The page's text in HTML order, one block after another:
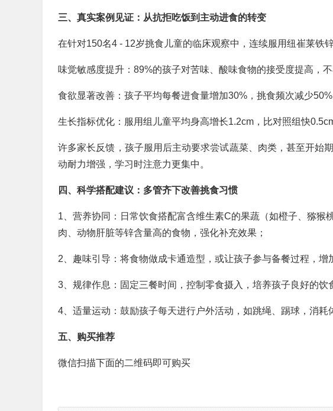
三、真实案例见证：从抗拒吃饭到主动进食的转变
在针对150名4 - 12岁挑食儿童的临床观察中，连续服用纽崔莱铁
味觉敏感度提升：89%的孩子对苦味、酸味食物的接受度提高，不
食欲显著改善：孩子平均每餐进食量增加30%，挑食频次减少50%
生长指标优化：服用组儿童平均身高增长1.2cm，比对照组快
许多家长反馈，孩子服用后主动要求尝试蔬菜、肉类，甚至开始
动耐力增强，学习时注意力更集中。
四、科学搭配建议：多管齐下改善挑食习惯
1、营养协同：日常饮食搭配富含维生素C的果蔬（如橙子、猕猴
肉、动物肝脏等锌含量高的食物，强化补充效果；
2、趣味引导：将食物做成卡通造型，或让孩子参与备餐过程，增
3、规律作息：固定三餐时间，控制零食摄入，培养孩子良好的饮
4、适量运动：鼓励孩子每天进行户外活动，如跳绳、踢球，消耗
五、购买推荐
微信扫描下面的二维码即可购买